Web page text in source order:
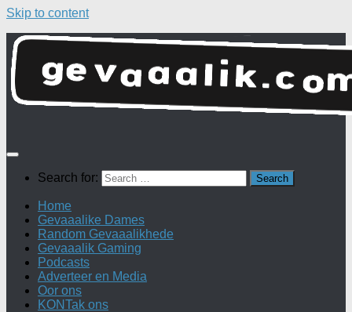
Skip to content
Search for:
Home
Gevaaalike Dames
Random Gevaaalikhede
Gevaaalik Gaming
Podcasts
Adverteer en Media
Oor ons
KONTak ons